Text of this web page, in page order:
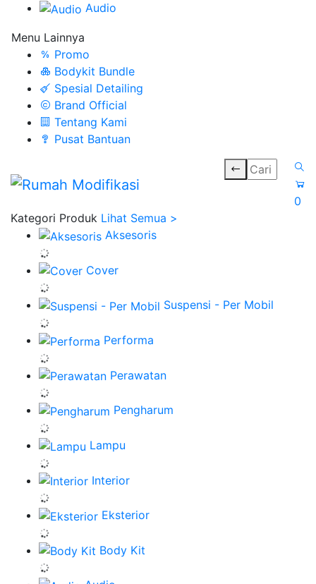
Audio
Menu Lainnya
Promo
Bodykit Bundle
Spesial Detailing
Brand Official
Tentang Kami
Pusat Bantuan
0
Kategori Produk Lihat Semua >
Aksesoris
Cover
Suspensi - Per Mobil
Performa
Perawatan
Pengharum
Lampu
Interior
Eksterior
Body Kit